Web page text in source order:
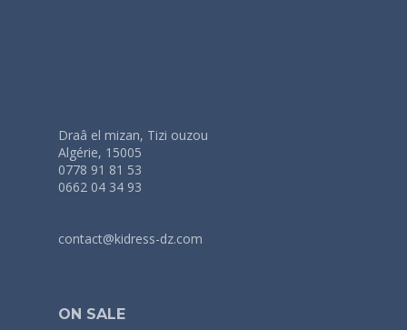
Draâ el mizan, Tizi ouzou
Algérie, 15005
0778 91 81 53
0662 04 34 93
contact@kidress-dz.com
ON SALE